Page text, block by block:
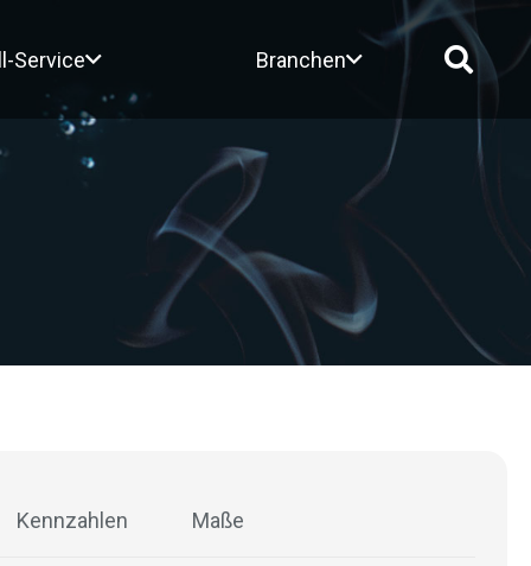
Service Branchen
Kennzahlen Maße